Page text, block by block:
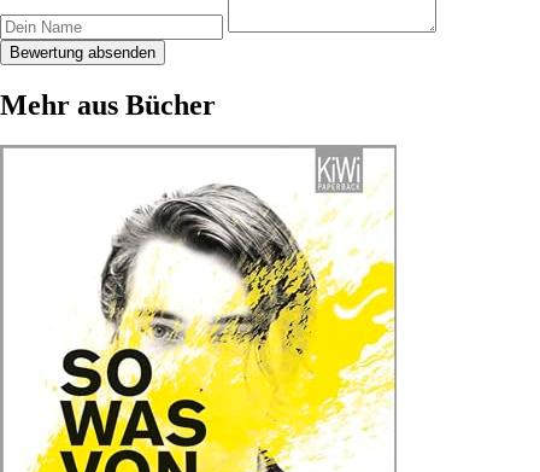
Bewertung absenden
Mehr aus Bücher